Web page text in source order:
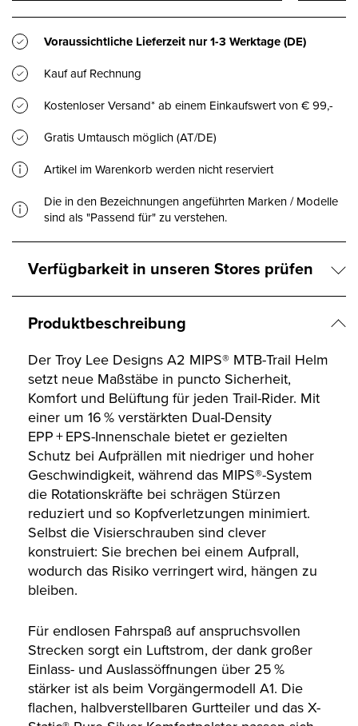
Voraussichtliche Lieferzeit nur1-3 Werktage(DE)
Kauf auf Rechnung
Kostenloser Versand* ab einem Einkaufswert von € 99,-
Gratis Umtausch möglich (AT/DE)
Artikel im Warenkorb werden nicht reserviert
Die in den Bezeichnungen angeführten Marken / Modelle
sind als "Passend für" zu verstehen.
Verfügbarkeit in unseren Stores prüfen
Produktbeschreibung
Der Troy Lee Designs A2 MIPS® MTB-Trail Helm
setzt neue Maßstäbe in puncto Sicherheit,
Komfort und Belüftung für jeden Trail-Rider. Mit
einer um 16 % verstärkten Dual-Density
EPP + EPS-Innenschale bietet er gezielten
Schutz bei Aufprällen mit niedriger und hoher
Geschwindigkeit, während das MIPS®-System
die Rotationskräfte bei schrägen Stürzen
reduziert und so Kopfverletzungen minimiert.
Selbst die Visierschrauben sind clever
konstruiert: Sie brechen bei einem Aufprall,
wodurch das Risiko verringert wird, hängen zu
bleiben.
Für endlosen Fahrspaß auf anspruchsvollen
Strecken sorgt ein Luftstrom, der dank großer
Einlass- und Auslassöffnungen über 25 %
stärker ist als beim Vorgängermodell A1. Die
flachen, halbverstellbaren Gurtteiler und das X-